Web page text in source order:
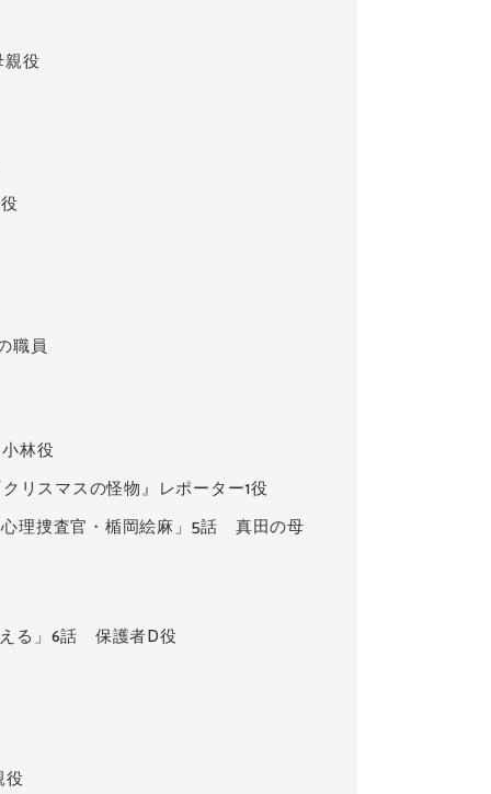
役
職員
林役
リスマスの怪物』レポーター1役
理捜査官・楯岡絵麻」5話 真田の母
る」6話 保護者D役
役